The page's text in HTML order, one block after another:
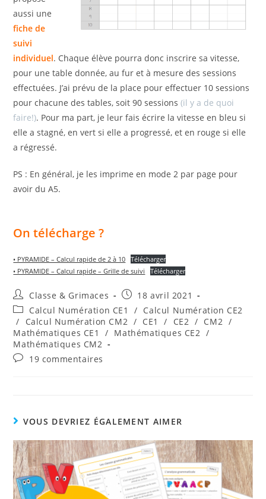
aussi une
fiche de
suivi
individuel. Chaque élève pourra donc inscrire sa vitesse,
pour une table donnée, au fur et à mesure des sessions
effectuées. J’ai prévu de la place pour effectuer 10 sessions
pour chacune des tables, soit 90 sessions(il y a de quoi
faire!). Pour ma part, je leur fais écrire la vitesse en bleu si
elle a stagné, en vert si elle a progressé, et en rouge si elle
a régressé.
PS : En général, je les imprime en mode 2 par page pour
avoir du A5.
On télécharge ?
• PYRAMIDE – Calcul rapide de 2 à 10 Télécharger
• PYRAMIDE – Calcul rapide – Grille de suivi
Télécharger
Auteur/autrice
de
la
publication :
Classe & Grimaces
Publication
publiée :
18 avril 2021
Post
category:
Calcul Numération CE1 / Calcul Numération CE2
/
Calcul Numération CM2 / CE1 / CE2 / CM2 /
Mathématiques CE1
/ Mathématiques CE2 /
Mathématiques CM2
Commentaires
19 commentaires
VOUS DEVRIEZ ÉGALEMENT AIMER